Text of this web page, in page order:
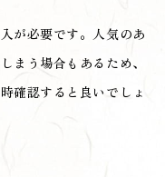
が必要です。人気のあ
まう場合もあるため、
確認すると良いでしょ